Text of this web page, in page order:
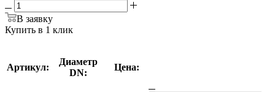
В заявку
Купить в 1 клик
Артикул:
Диаметр
DN:
Цена: